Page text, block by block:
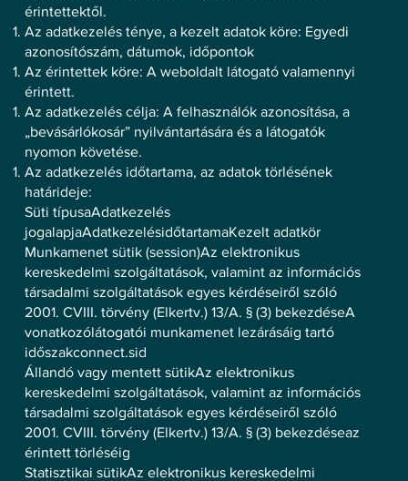
érintettektől.
Az adatkezelés ténye, a kezelt adatok köre: Egyedi
azonosítószám, dátumok, időpontok
Az érintettek köre: A weboldalt látogató valamennyi
érintett.
Az adatkezelés célja: A felhasználók azonosítása, a
„bevásárlókosár” nyilvántartására és a látogatók
nyomon követése.
Az adatkezelés időtartama, az adatok törlésének
határideje:
Süti típusaAdatkezelés
jogalapjaAdatkezelésidőtartamaKezelt adatkör
Munkamenet sütik (session)Az elektronikus
kereskedelmi szolgáltatások, valamint az információs
társadalmi szolgáltatások egyes kérdéseiről szóló
2001. CVIII. törvény (Elkertv.) 13/A. § (3) bekezdéseA
vonatkozólátogatói munkamenet lezárásáig tartó
időszakconnect.sid
Állandó vagy mentett sütikAz elektronikus
kereskedelmi szolgáltatások, valamint az információs
társadalmi szolgáltatások egyes kérdéseiről szóló
2001. CVIII. törvény (Elkertv.) 13/A. § (3) bekezdéseaz
érintett törléséig
Statisztikai sütikAz elektronikus kereskedelmi